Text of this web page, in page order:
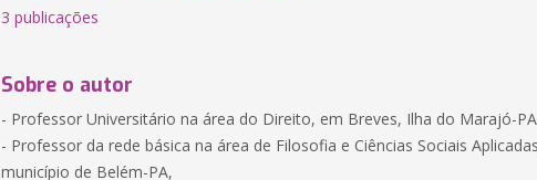
3 publicações
Sobre o autor
- Professor Universitário na área do Direito, em Breves, Ilha do Marajó-
- Professor da rede básica na área de Filosofia e Ciências Sociais
município de Belém-PA,